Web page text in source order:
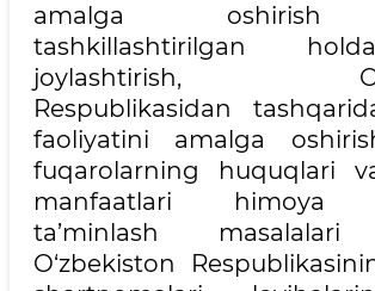
amalga oshirish
tashkillashtirilgan
joylashtirish,
Respublikasidan
faoliyatini amalga
fuqarolarning huquqlari
manfaatlari himoya
ta’minlash masalalari
O‘zbekiston